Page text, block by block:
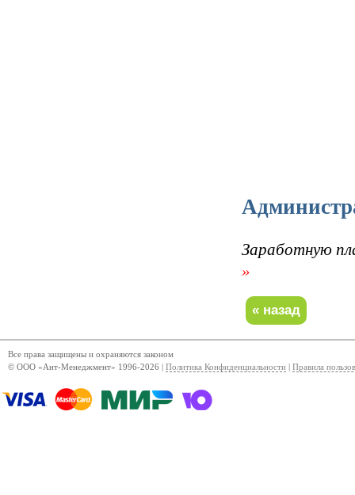
Заработную
»
Все права защищены и охраняются законом
© ООО «Ант-Менеджмент» 1996-2026 | Политика Конфиденциальности Правила